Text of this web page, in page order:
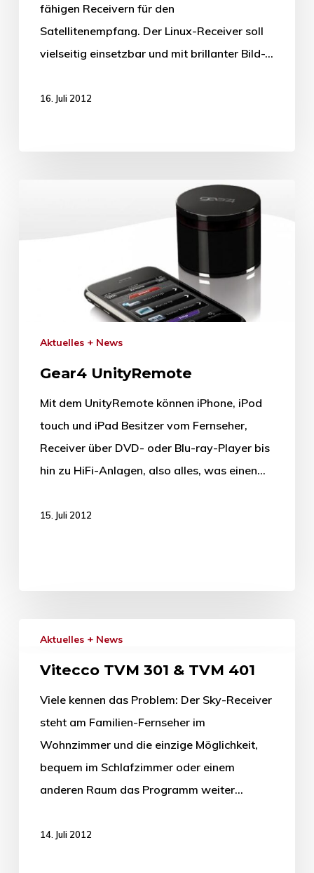
fähigen Receivern für den
Satellitenempfang. Der Linux-Receiver soll
vielseitig einsetzbar und mit brillanter Bild-…
16. Juli 2012
Aktuelles + News
Gear4 UnityRemote
Mit dem UnityRemote können iPhone, iPod
touch und iPad Besitzer vom Fernseher,
Receiver über DVD- oder Blu-ray-Player bis
hin zu HiFi-Anlagen, also alles, was einen…
15. Juli 2012
Aktuelles + News
Vitecco TVM 301 & TVM 401
Viele kennen das Problem: Der Sky-Receiver
steht am Familien-Fernseher im
Wohnzimmer und die einzige Möglichkeit,
bequem im Schlafzimmer oder einem
anderen Raum das Programm weiter…
14. Juli 2012